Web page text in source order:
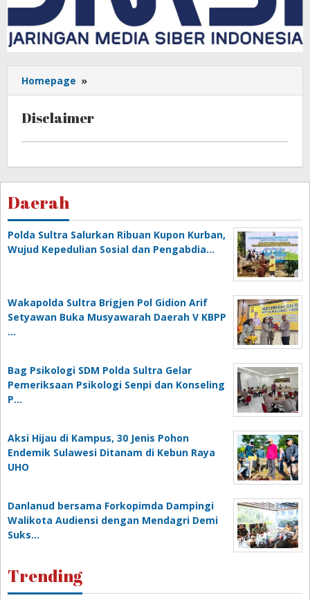
Homepage »
Disclaimer
Februari
2024
tasbih
Daerah
Polda Sultra Salurkan Ribuan Kupon Kurban,
Wujud Kepedulian Sosial dan Pengabdia…
Wakapolda Sultra Brigjen Pol Gidion Arif
Setyawan Buka Musyawarah Daerah V KBPP
…
Bag Psikologi SDM Polda Sultra Gelar
Pemeriksaan Psikologi Senpi dan Konseling
P…
‎Aksi Hijau di Kampus, 30 Jenis Pohon
Endemik Sulawesi Ditanam di Kebun Raya
UHO
Danlanud bersama Forkopimda Dampingi
Walikota Audiensi dengan Mendagri Demi
Suks…
Trending